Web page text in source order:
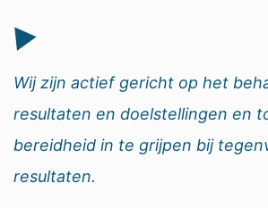
Wij zijn actief gericht op het
resultaten en doelstellingen en
bereidheid in te grijpen bij
resultaten.